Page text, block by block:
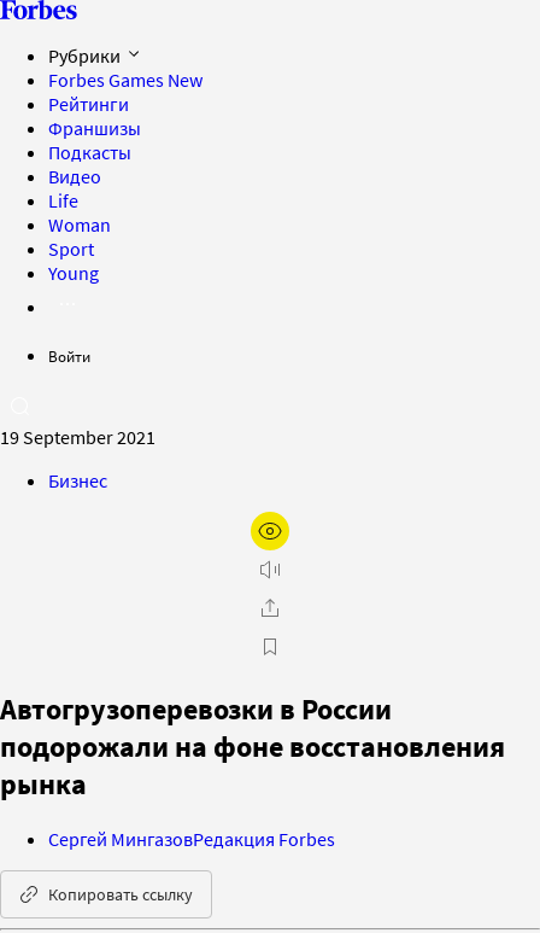
Рубрики
Forbes Games New
Рейтинги
Франшизы
Подкасты
Видео
Life
Woman
Sport
Young
Войти
19 September 2021
Бизнес
Автогрузоперевозки в России
подорожали на фоне восстановления
рынка
Сергей МингазовРедакция Forbes
Копировать ссылку